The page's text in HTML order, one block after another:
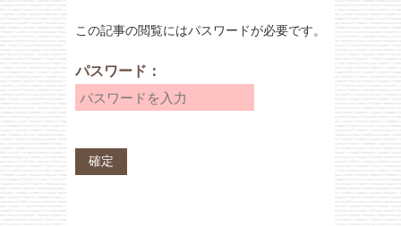
この記事の閲覧にはパスワードが必要です。
パスワード：